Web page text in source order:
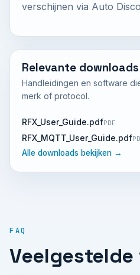
verschijnen via Auto
Relevante downloads
Handleidingen en software
merk of protocol.
RFX_User_Guide.pdfPDF
RFX_MQTT_User_Guide.pdf
Alle downloads bekijken →
FAQ
Veelgestelde